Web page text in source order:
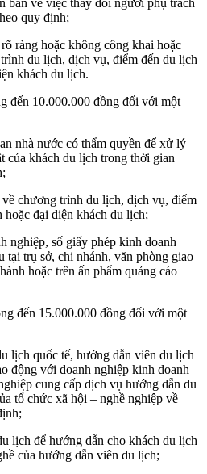
quy định;
ràng hoặc không công khai hoặc
du lịch, dịch vụ, điểm đến du lịch
khách du lịch.
đến 10.000.000 đồng đối với một
nhà nước có thẩm quyền để xử lý
của khách du lịch trong thời gian
chương trình du lịch, dịch vụ, điểm
đại diện khách du lịch;
nghiệp, số giấy phép kinh doanh
tại trụ sở, chi nhánh, văn phòng giao
hoặc trên ấn phẩm quảng cáo
đến 15.000.000 đồng đối với một
lịch quốc tế, hướng dẫn viên du lịch
động với doanh nghiệp kinh doanh
cung cấp dịch vụ hướng dẫn du
tổ chức xã hội – nghề nghiệp về
lịch để hướng dẫn cho khách du lịch
của hướng dẫn viên du lịch;